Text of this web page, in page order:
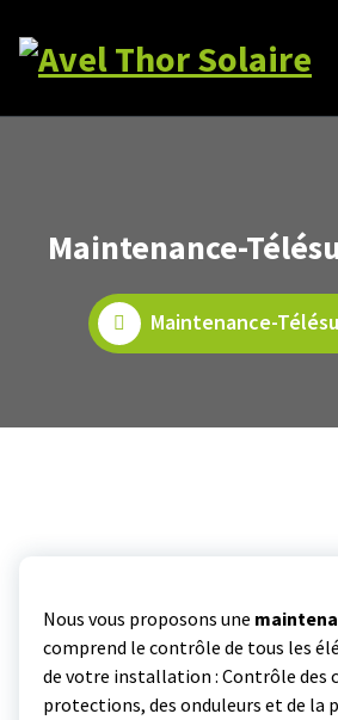
contenu
Maintenance-
Maintenance-
Nous vous proposons une
comprend le contrôle de tous les
de votre installation : Contrôle des
protections, des onduleurs et de la